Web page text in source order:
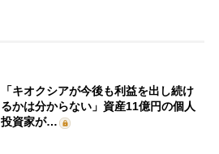
「キオクシアが今後も利益を出し続け
るかは分からない」資産11億円の個人
投資家が…